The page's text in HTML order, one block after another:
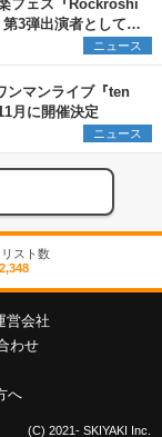
フェス『Rockroshi
3弾出演者として
を発表
ニュース
ンマンライブ『ten
月に開催決定
ニュース
スト数
営会社
わせ
へ
(C) 2021- SKIYAKI Inc.